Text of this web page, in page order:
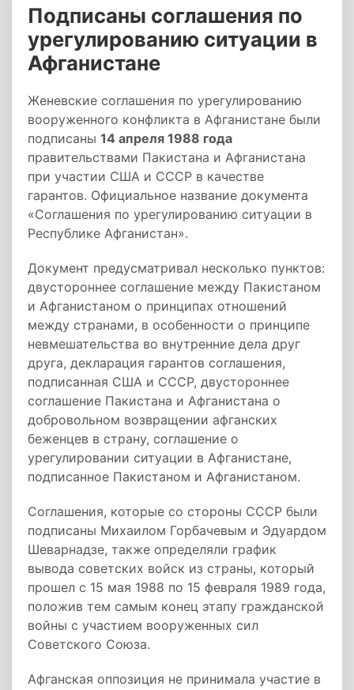
Подписаны соглашения по
урегулированию ситуации в
Афганистане
Женевские соглашения по урегулированию
вооруженного конфликта в Афганистане были
подписаны 14 апреля 1988 года
правительствами Пакистана и Афганистана
при участии США и СССР в качестве
гарантов. Официальное название документа
«Соглашения по урегулированию ситуации в
Республике Афганистан».
Документ предусматривал несколько пунктов:
двустороннее соглашение между Пакистаном
и Афганистаном о принципах отношений
между странами, в особенности о принципе
невмешательства во внутренние дела друг
друга, декларация гарантов соглашения,
подписанная США и СССР, двустороннее
соглашение Пакистана и Афганистана о
добровольном возвращении афганских
беженцев в страну, соглашение о
урегулировании ситуации в Афганистане,
подписанное Пакистаном и Афганистаном.
Соглашения, которые со стороны СССР были
подписаны Михаилом Горбачевым и Эдуардом
Шеварнадзе, также определяли график
вывода советских войск из страны, который
прошел с 15 мая 1988 по 15 февраля 1989 года,
положив тем самым конец этапу гражданской
войны с участием вооруженных сил
Советского Союза.
Афганская оппозиция не принимала участие в